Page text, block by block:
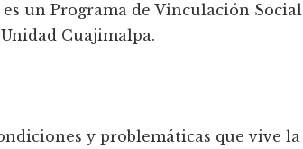
un Programa de Vinculación Social
Cuajimalpa.
y problemáticas que vive la